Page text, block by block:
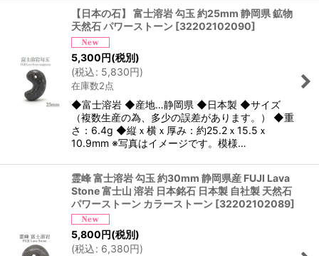
【日本の石】 富士溶岩 勾玉 約25mm 静岡県 鉱物
天然石 パワーストーン [32202102090]
5,300円(税別)
(税込: 5,830円)
在庫数2点
◆富士溶岩 ◆産地…静岡県 ◆日本製 ◆サイズ
（複数生産の為、多少の誤差があります。） ◆重
さ：6.4g ◆縦ｘ横ｘ厚み：約25.2ｘ15.5ｘ
10.9mm ※写真はイメージです。模様…
霊峰 富士溶岩 勾玉 約30mm 静岡県産 FUJI Lava
Stone 富士山 溶岩 日本銘石 日本製 自社製 天然石
パワーストーン カラーストーン [32202102089]
5,800 円(税別)
(税込: 6,380円)